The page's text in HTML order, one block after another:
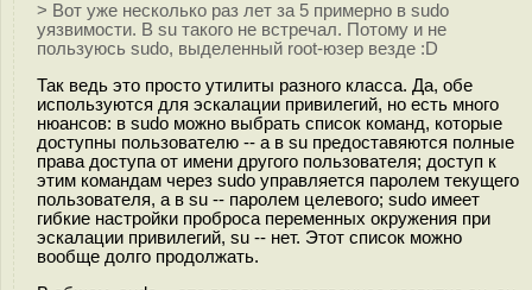
> Вот уже несколько раз лет за 5 примерно в sudo
уязвимости. В su такого не встречал. Потому и не
пользуюсь sudo, выделенный root-юзер везде :D
Так ведь это просто утилиты разного класса. Да, обе
используются для эскалации привилегий, но есть много
нюансов: в sudo можно выбрать список команд, которые
доступны пользователю -- а в su предоставяются полные
права доступа от имени другого пользователя; доступ к
этим командам через sudo управляется паролем текущего
пользователя, а в su -- паролем целевого; sudo имеет
гибкие настройки проброса переменных окружения при
эскалации привилегий, su -- нет. Этот список можно
вообще долго продолжать.